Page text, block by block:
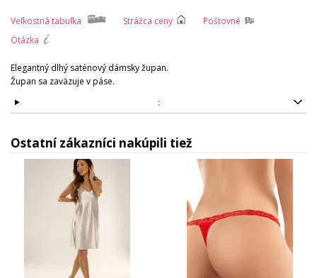
Veľkostná tabuľka Strážca ceny
Poštovné
Otázka
Elegantný dlhý saténový dámsky župan.
Župan sa zaväzuje v páse.
:
Ostatní zákazníci nakúpili tiež